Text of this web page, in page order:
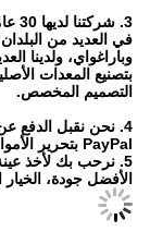
3.
في العديد من البلدان
وباراغواي، ولدينا
بتصنيع المعدات
التصميم المخصص.
PayPal بتحرير الأموال لنا بعد تسليم القالب إليك.
5. نرحب بك لأخذ
الأفضل جودة،